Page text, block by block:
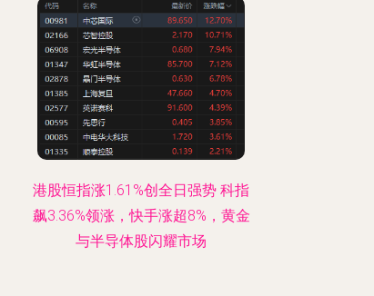
港股恒指涨1.61%创全日强势 科指
飙3.36%领涨，快手涨超8%，黄金
与半导体股闪耀市场